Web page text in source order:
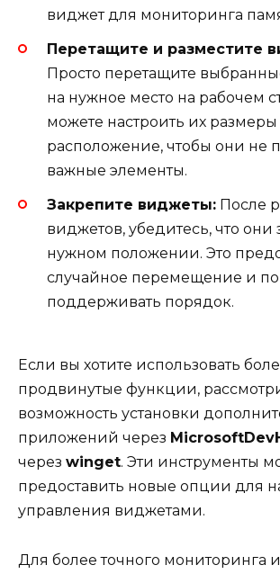
виджет для мониторинга
Перетащите и разместите
Просто перетащите
на нужное место на рабочем
можете настроить их размеры
расположение, чтобы они не
важные элементы.
Закрепите виджеты: После
виджетов, убедитесь, что они
нужном положении. Это
случайное перемещение и
поддерживать порядок.
Если вы хотите использовать
продвинутые функции,
возможность установки
приложений через
через winget. Эти инструменты
предоставить новые опции для
управления виджетами.
Для более точного мониторинга